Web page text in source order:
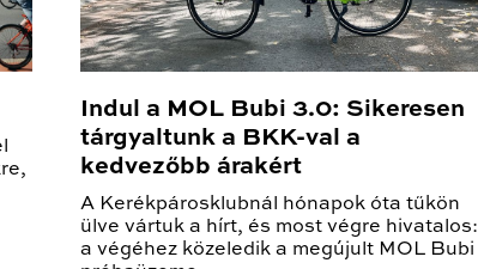
Indul a MOL Bubi 3.0: Sikeresen
tárgyaltunk a BKK-val a
kedvezőbb árakért
A Kerékpárosklubnál hónapok óta tűkön
ülve vártuk a hírt, és most végre hivatalos:
a végéhez közeledik a megújult MOL Bubi